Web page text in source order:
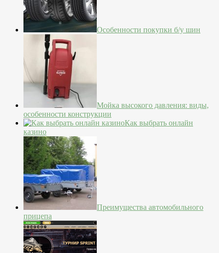
Особенности покупки б/у шин
Мойка высокого давления: виды,
особенности конструкции
Как выбрать онлайн
казино
Преимущества автомобильного
прицепа